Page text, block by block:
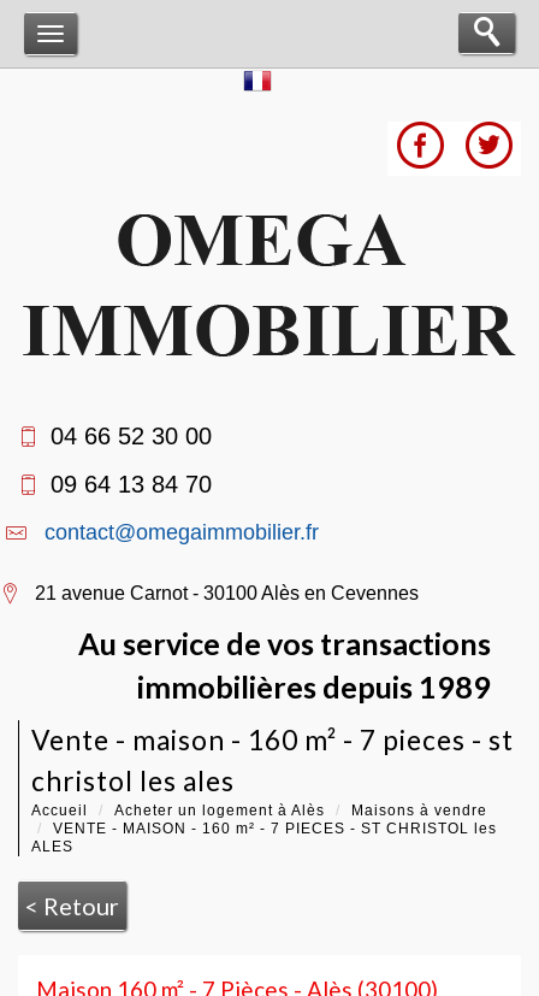
04 66 52 30 00
09 64 13 84 70
contact@omegaimmobilier.fr
21 avenue Carnot - 30100 Alès en Cevennes
Au service de vos transactions
immobilières depuis 1989
vente - maison - 160 m² - 7 pieces - st
christol les ales
Accueil Acheter un logement à Alès
Maisons à vendre
VENTE - MAISON - 160 m² - 7 PIECES - ST CHRISTOL les
ALES
< Retour
Maison 160 m² - 7 Pièces - Alès (30100)